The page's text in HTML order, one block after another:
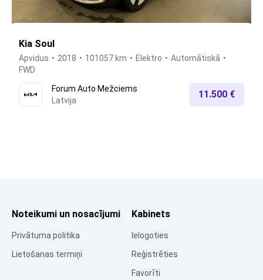
Kia Soul
Apvidus 2018 101057 km Elektro
Automātiskā
FWD
Forum Auto Mežciems
Latvija
11.500 €
Noteikumi un nosacījumi
Privātuma politika
Lietošanas termiņi
Kabinets
Ielogoties
Reģistrēties
Favorīti